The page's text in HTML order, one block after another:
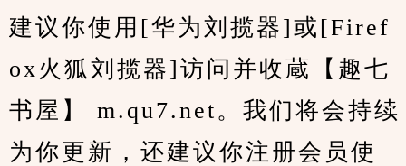
建议你使用[华为刘揽器]或[Firef
ox火狐刘揽器]访问并收蔵【趣七
书屋】 m.qu7.net。我们将会持续
为你更新，还建议你注册会员使